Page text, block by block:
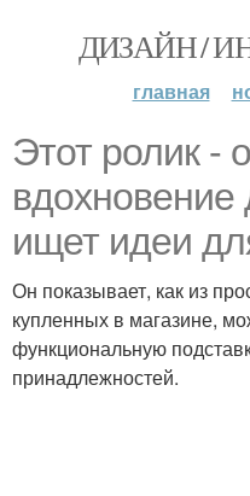
ДИЗАЙН /
главная
Этот ролик -
вдохновение
ищет идеи
Он показывает, как из
купленных в магазине,
функциональную
принадлежностей.